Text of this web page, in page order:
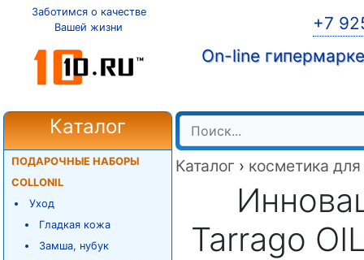
Заботимся о качестве
Вашей жизни
+7
On-line
Каталог
ПОДАРОЧНЫЕ НАБОРЫ
COLLONIL
Уход
Гладкая кожа
Замша, нубук
Каталог › косметика
Tarrago